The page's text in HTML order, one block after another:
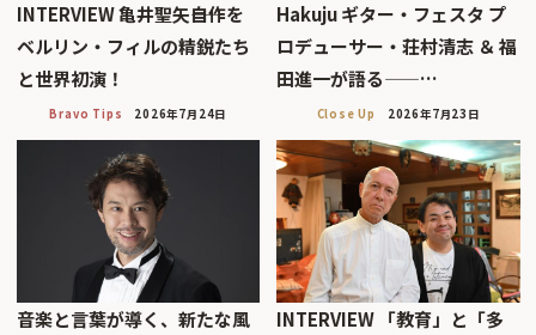
INTERVIEW 亀井聖矢――自作を
ベルリン・フィルの精鋭たち
と世界初演！
Bravo Tips 2026年7月24日
Hakuju ギター・フェスタ プ
ロデューサー・荘村清志 ＆ 福
田進一が語る——…
Close Up 2026年7月23日
音楽と言葉が導く、新たな風
INTERVIEW 「教育」と「多